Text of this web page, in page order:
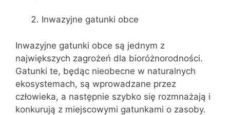
Inwazyjne gatunki obce
Inwazyjne gatunki obce są jednym z
największych zagrożeń dla bioróżnorodności.
Gatunki te, będąc nieobecne w naturalnych
ekosystemach, są wprowadzane przez
człowieka, a następnie szybko się rozmnażają i
konkurują z miejscowymi gatunkami o zasoby.